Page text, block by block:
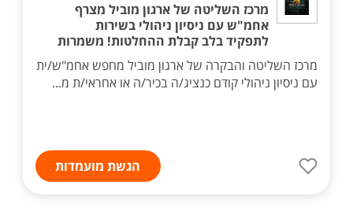
מרכז השליטה של ארגון מוביל מצרף
אחמ"ש עם ניסיון ניהולי בשירות
לתפקיד בלב קבלת ההחלטות! משמרות
מרכז השליטה והבקרה של ארגון מוביל מחפש אחמ"ש/ית
עם ניסיון ניהולי קודם כנציג/ה בכיר/ה או אחראי/ת מ...
הגשת מועמדות